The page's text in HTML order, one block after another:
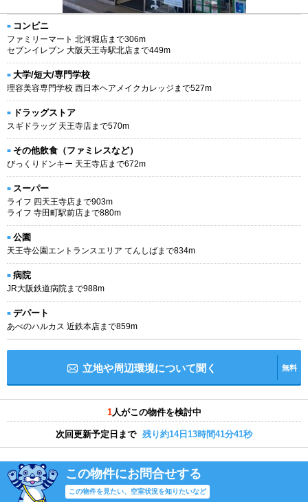
コンビニ
ファミリーマート 北河堀店まで306m
セブンイレブン 大阪天王寺駅北店まで449m
大学/短大/専門学校
理容美容専門学校 西日本ヘアメイクカレッジまで527m
ドラッグストア
スギドラッグ 天王寺店まで570m
その他飲食（ファミレスなど）
びっくりドンキー 天王寺店まで672m
スーパー
ライフ 四天王寺店まで903m
ライフ 寺田町駅前店まで880m
公園
天王寺公園エントランスエリア てんしばまで834m
病院
JR大阪鉄道病院まで988m
デパート
あべのハルカス 近鉄本店まで859m
立地や周辺環境について聞く 無料
1人がこの物件を検討中
次回更新予定日まで 残り約14日13時間41分40秒
この物件にお問合せする
この物件を見たい、空室状況を知りたいなど